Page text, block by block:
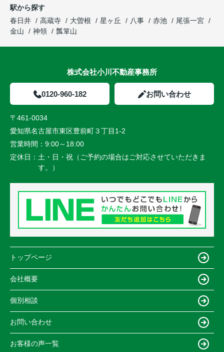
駅から探す
春日井
高蔵寺 大曽根 星ヶ丘 八事 赤池
尾張一宮
金山
神領 瓢箪山
株式会社小川不動産事務所
0120-960-182 お問い合わせ
〒461-0034
愛知県名古屋市東区豊前町３丁目1-2
営業時間： 9:00～18:00
定休日： 土・日・祝（ご予約の場合はご対応させていただきま
す。）
トップページ
会社概要
個別相談
お問い合わせ
お客様の声一覧